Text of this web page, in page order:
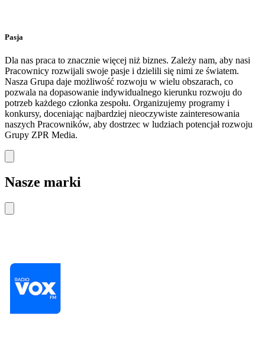
Pasja
Dla nas praca to znacznie więcej niż biznes. Zależy nam, aby nasi
Pracownicy rozwijali swoje pasje i dzielili się nimi ze światem.
Nasza Grupa daje możliwość rozwoju w wielu obszarach, co
pozwala na dopasowanie indywidualnego kierunku rozwoju do
potrzeb każdego członka zespołu. Organizujemy programy i
konkursy, doceniając najbardziej nieoczywiste zainteresowania
naszych Pracowników, aby dostrzec w ludziach potencjał rozwoju
Grupy ZPR Media.
Nasze marki